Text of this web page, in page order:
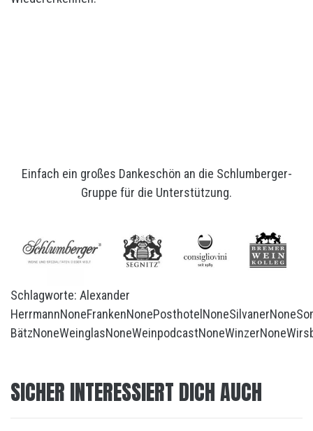
Einfach ein großes Dankeschön an die Schlumberger-
Gruppe für die Unterstützung.
Schlagworte: Alexander
HerrmannNoneFrankenNonePosthotelNoneSilvanerNone
BätzNoneWeinglasNoneWeinpodcastNoneWinzerNone
SICHER INTERESSIERT DICH AUCH